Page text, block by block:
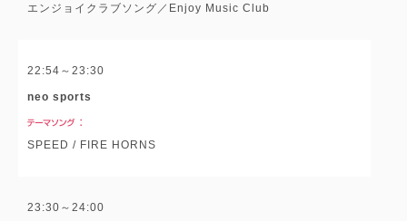
エンジョイクラブソング／Enjoy Music Club
22:54～23:30
neo sports
SPEED / FIRE HORNS
23:30～24:00